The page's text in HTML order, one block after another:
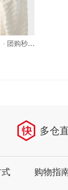
【竹节绒加厚浴巾 · 团购秒杀】17.9元抢2条！ 成人加大加厚，吸水快、超柔软！
多仓
购物指